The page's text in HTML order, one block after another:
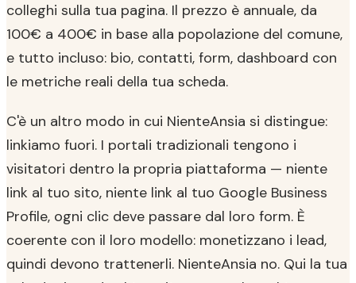
colleghi sulla tua pagina. Il prezzo è annuale, da
100€ a 400€ in base alla popolazione del comune,
e tutto incluso: bio, contatti, form, dashboard con
le metriche reali della tua scheda.
C'è un altro modo in cui NienteAnsia si distingue:
linkiamo fuori. I portali tradizionali tengono i
visitatori dentro la propria piattaforma — niente
link al tuo sito, niente link al tuo Google Business
Profile, ogni clic deve passare dal loro form. È
coerente con il loro modello: monetizzano i lead,
quindi devono trattenerli. NienteAnsia no. Qui la tua